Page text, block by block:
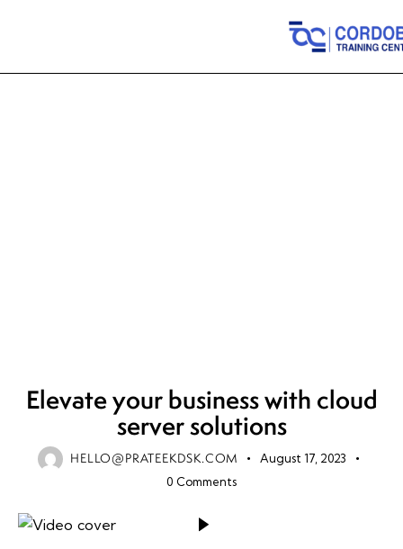
Elevate your business with cloud
server solutions
HELLO@PRATEEKDSK.COM
August 17, 2023
0 Comments